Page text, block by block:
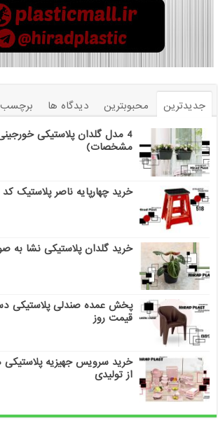
جدیدترین محبوبترین دیدگاه ها
برچسب
4 مدل گلدان پلاستیکی
مشخصات)
خرید چهارپایه ناصر پلاستیک کد 518 + قیمت
خرید گلدان پلاستیکی نشا به
قیمت روز
خرید سرویس جهیزیه
از تولیدی